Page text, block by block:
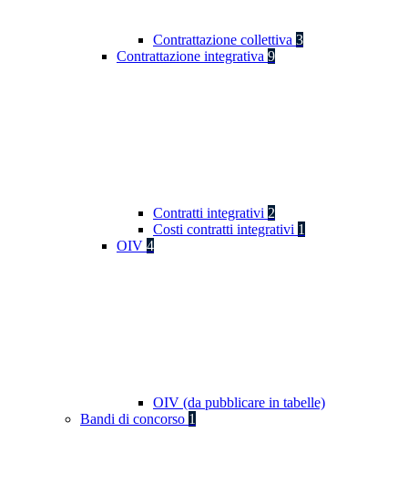
Contrattazione collettiva 3
Contrattazione integrativa 9
Contratti integrativi 2
Costi contratti integrativi 1
OIV 4
OIV (da pubblicare in tabelle)
Bandi di concorso 1